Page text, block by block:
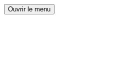
Ouvrir le menu